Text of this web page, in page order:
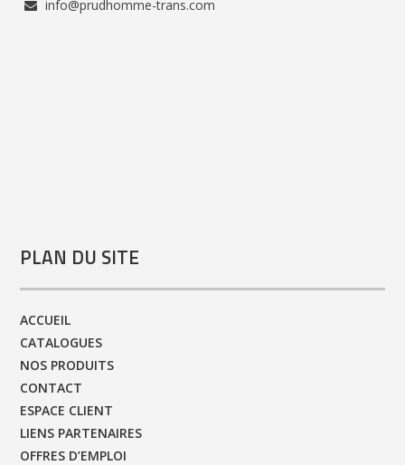
info@prudhomme-trans.com
PLAN DU SITE
ACCUEIL
CATALOGUES
NOS PRODUITS
CONTACT
ESPACE CLIENT
LIENS PARTENAIRES
OFFRES D’EMPLOI